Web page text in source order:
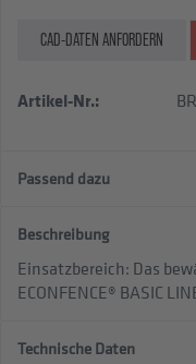
CAD-DATEN ANFORDERN
Artikel-Nr.:
Passend dazu
Beschreibung
Einsatzbereich: Das
ECONFENCE® BASIC
Technische Daten